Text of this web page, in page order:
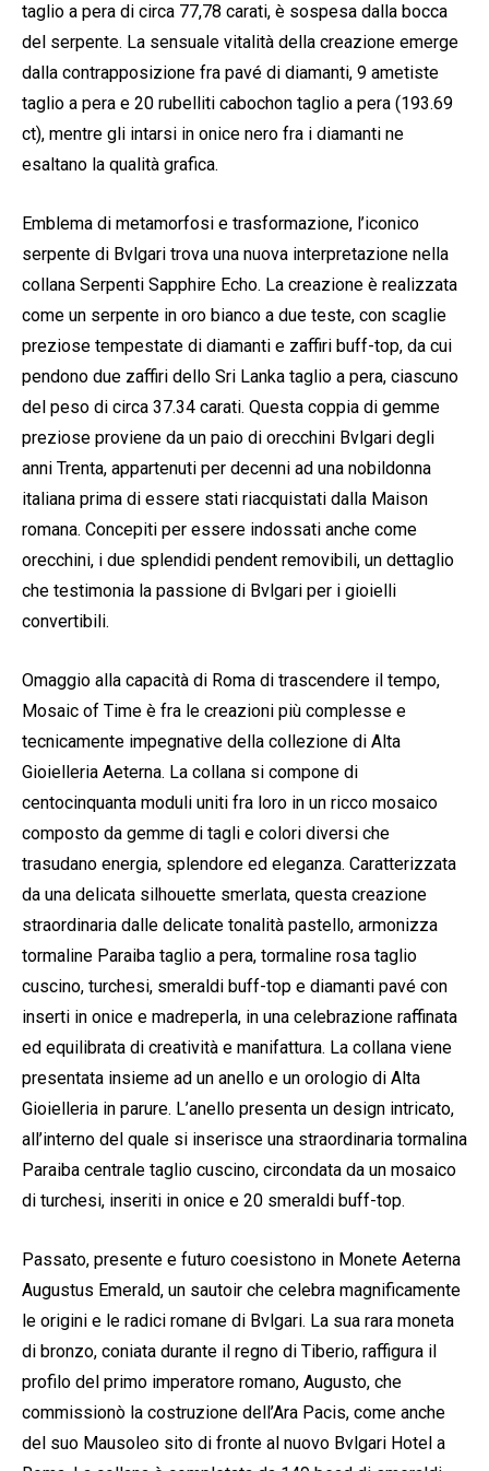
taglio a pera di circa 77,78 carati, è sospesa dalla bocca
del serpente. La sensuale vitalità della creazione emerge
dalla contrapposizione fra pavé di diamanti, 9 ametiste
taglio a pera e 20 rubelliti cabochon taglio a pera (193.69
ct), mentre gli intarsi in onice nero fra i diamanti ne
esaltano la qualità grafica.
Emblema di metamorfosi e trasformazione, l’iconico
serpente di Bvlgari trova una nuova interpretazione nella
collana Serpenti Sapphire Echo. La creazione è realizzata
come un serpente in oro bianco a due teste, con scaglie
preziose tempestate di diamanti e zaffiri buff-top, da cui
pendono due zaffiri dello Sri Lanka taglio a pera, ciascuno
del peso di circa 37.34 carati. Questa coppia di gemme
preziose proviene da un paio di orecchini Bvlgari degli
anni Trenta, appartenuti per decenni ad una nobildonna
italiana prima di essere stati riacquistati dalla Maison
romana. Concepiti per essere indossati anche come
orecchini, i due splendidi pendent removibili, un dettaglio
che testimonia la passione di Bvlgari per i gioielli
convertibili.
Omaggio alla capacità di Roma di trascendere il tempo,
Mosaic of Time è fra le creazioni più complesse e
tecnicamente impegnative della collezione di Alta
Gioielleria Aeterna. La collana si compone di
centocinquanta moduli uniti fra loro in un ricco mosaico
composto da gemme di tagli e colori diversi che
trasudano energia, splendore ed eleganza. Caratterizzata
da una delicata silhouette smerlata, questa creazione
straordinaria dalle delicate tonalità pastello, armonizza
tormaline Paraiba taglio a pera, tormaline rosa taglio
cuscino, turchesi, smeraldi buff-top e diamanti pavé con
inserti in onice e madreperla, in una celebrazione raffinata
ed equilibrata di creatività e manifattura. La collana viene
presentata insieme ad un anello e un orologio di Alta
Gioielleria in parure. L’anello presenta un design intricato,
all’interno del quale si inserisce una straordinaria tormalina
Paraiba centrale taglio cuscino, circondata da un mosaico
di turchesi, inseriti in onice e 20 smeraldi buff-top.
Passato, presente e futuro coesistono in Monete Aeterna
Augustus Emerald, un sautoir che celebra magnificamente
le origini e le radici romane di Bvlgari. La sua rara moneta
di bronzo, coniata durante il regno di Tiberio, raffigura il
profilo del primo imperatore romano, Augusto, che
commissionò la costruzione dell’Ara Pacis, come anche
del suo Mausoleo sito di fronte al nuovo Bvlgari Hotel a